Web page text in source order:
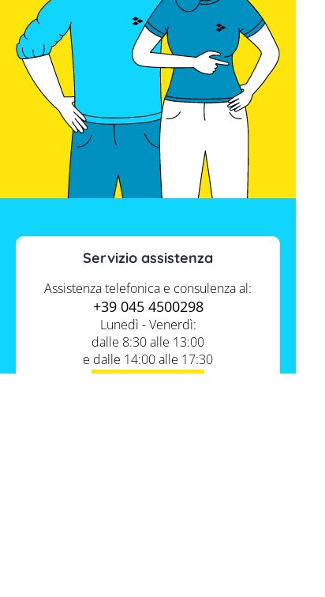
Servizio assistenza
Assistenza telefonica e consulenza al:
+39 045 4500298
Lunedì - Venerdì:
dalle 8:30 alle 13:00
e dalle 14:00 alle 17:30